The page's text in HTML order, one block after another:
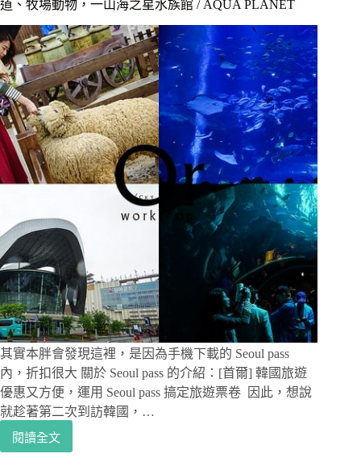
品]
韓
國
旅
遊
優
惠
又
方
便，
運
Seoul
pass
搞
定
旅
遊
票
卷
道、牧場動物，一山海之星水族館 / AQUA PLANET
其實本胖會發現這裡，是因為手機下載的 Seoul pass
內，折扣很大 關於 Seoul pass 的介紹：[首爾] 韓國旅遊
優惠又方便，運用 Seoul pass 搞定旅遊票卷 因此，想說
就趁著第二次到訪韓國，…
閱讀全文
[韓